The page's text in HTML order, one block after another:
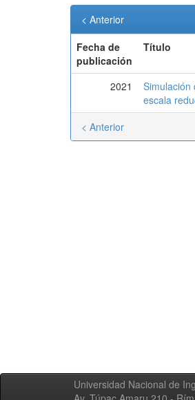
< Anterior
Fecha de
publicación
Título
2021
Simulación
escala
< Anterior
Universidad Nacional de